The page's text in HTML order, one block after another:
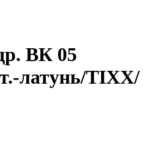
ВК 05
латунь/TIXX/